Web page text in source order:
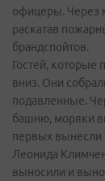
офицеры. Через
раскатав
брандспойтов.
Гостей, которые
вниз. Они
подавленные.
башню, моряки
первых вынесли
Леонида
выносили и